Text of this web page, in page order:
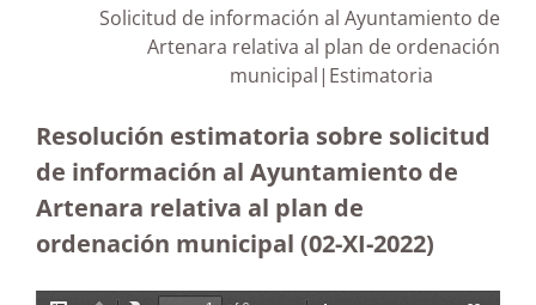
Solicitud de información al Ayuntamiento de
Artenara relativa al plan de ordenación
municipal|Estimatoria
Resolución estimatoria sobre solicitud
de información al Ayuntamiento de
Artenara relativa al plan de
ordenación municipal (02-XI-2022)